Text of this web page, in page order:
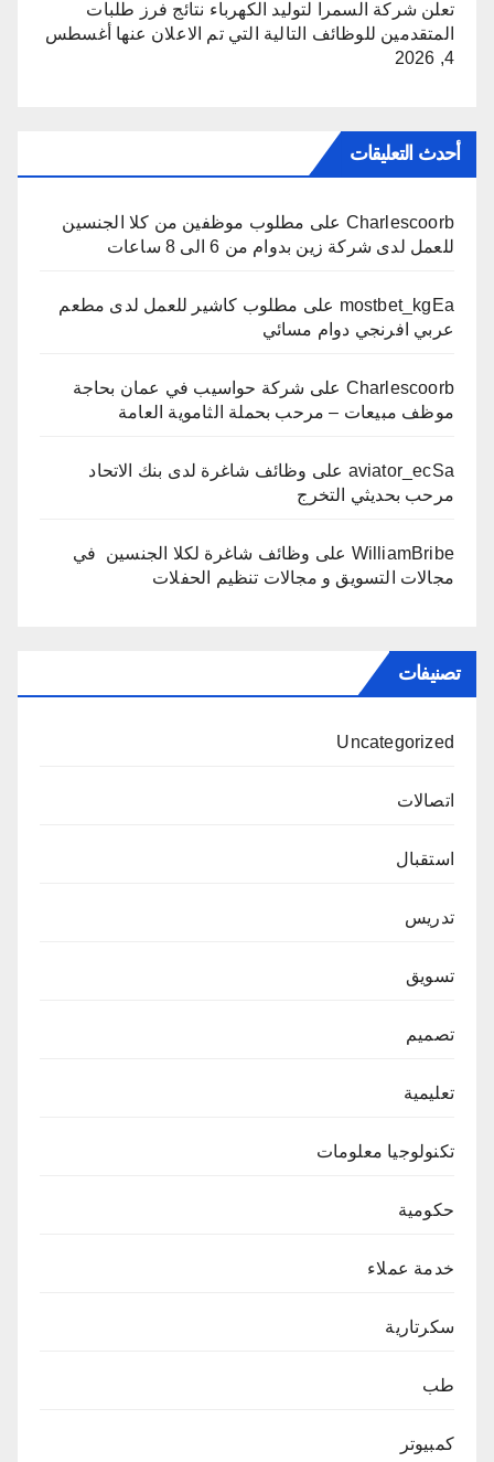
تعلن شركة السمرا لتوليد الكهرباء نتائج فرز طلبات
المتقدمين للوظائف التالية التي تم الاعلان عنها أغسطس
4, 2026
أحدث التعليقات
Charlescoorb على مطلوب موظفين من كلا الجنسين
للعمل لدى شركة زين بدوام من 6 الى 8 ساعات
mostbet_kgEa على مطلوب كاشير للعمل لدى مطعم
عربي افرنجي دوام مسائي
Charlescoorb على شركة حواسيب في عمان بحاجة
موظف مبيعات – مرحب بحملة الثاموية العامة
aviator_ecSa على وظائف شاغرة لدى بنك الاتحاد
مرحب بحديثي التخرج
WilliamBribe على وظائف شاغرة لكلا الجنسين في
مجالات التسويق و مجالات تنظيم الحفلات
تصنيفات
Uncategorized
اتصالات
استقبال
تدريس
تسويق
تصميم
تعليمية
تكنولوجيا معلومات
حكومية
خدمة عملاء
سكرتارية
طب
كمبيوتر